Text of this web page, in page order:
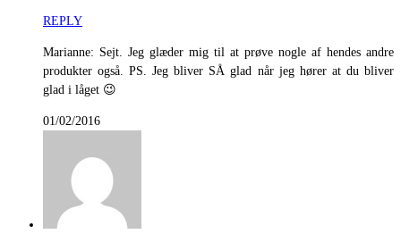
REPLY
Marianne: Sejt. Jeg glæder mig til at prøve nogle af hendes andre
produkter også. PS. Jeg bliver SÅ glad når jeg hører at du bliver
glad i låget 😉
01/02/2016